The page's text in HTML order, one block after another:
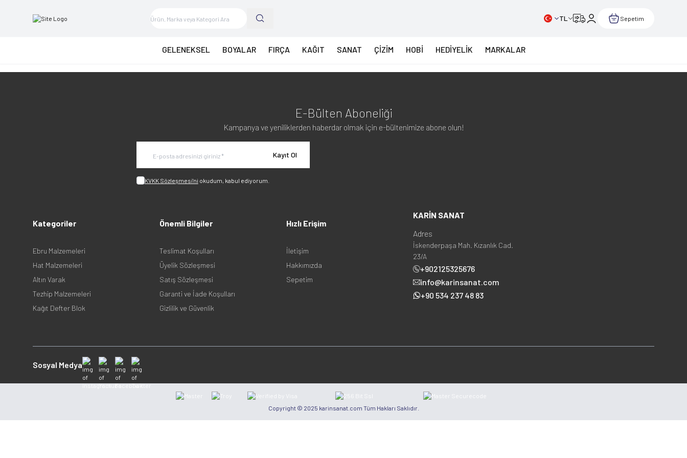
TL Sepetim
GELENEKSEL BOYALAR FIRÇA KAĞIT SANAT ÇİZİM HOBİ HEDİYELİK MARKALAR
E-Bülten Aboneliği
Kampanya ve yeniliklerden haberdar olmak için e-bültenimize abone olun!
Kayıt Ol
KVKK Sözleşmesi'ni okudum, kabul ediyorum.
Kategoriler
Ebru Malzemeleri
Hat Malzemeleri
Altın Varak
Tezhip Malzemeleri
Kağıt Defter Blok
Önemli Bilgiler
Teslimat Koşulları
Üyelik Sözleşmesi
Satış Sözleşmesi
Garanti ve İade Koşulları
Gizlilik ve Güvenlik
Hızlı Erişim
İletişim
Hakkımızda
Sepetim
KARİN SANAT
Adres
İskenderpaşa Mah. Kızanlık Cad.
23/A
+902125325676
info@karinsanat.com
+90 534 237 48 83
Sosyal Medya
Copyright © 2025 karinsanat.com Tüm Hakları Saklıdır.